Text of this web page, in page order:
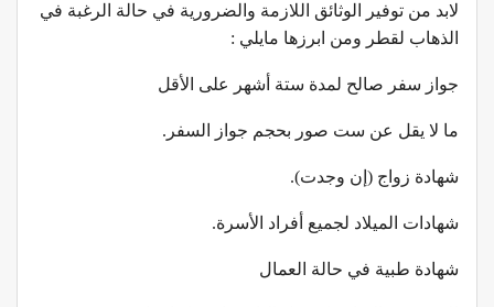
لابد من توفير الوثائق اللازمة والضرورية في حالة الرغبة في
الذهاب لقطر ومن ابرزها مايلي :
جواز سفر صالح لمدة ستة أشهر على الأقل
ما لا يقل عن ست صور بحجم جواز السفر.
شهادة زواج (إن وجدت).
شهادات الميلاد لجميع أفراد الأسرة.
شهادة طبية في حالة العمال